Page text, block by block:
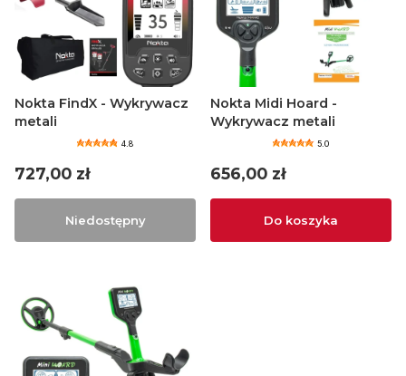
Nokta FindX - Wykrywacz
metali
4.8
Cena
727,00 zł
Niedostępny
Nokta Midi Hoard -
Wykrywacz metali
5.0
Cena
656,00 zł
Do koszyka